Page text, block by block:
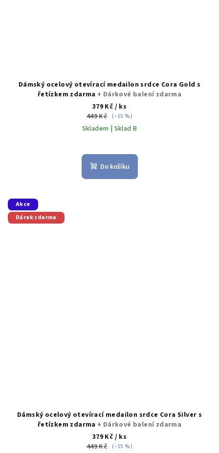
Dámský ocelový otevírací medailon srdce Cora Gold s
řetízkem zdarma + Dárkové balení zdarma
379 Kč / ks
449 Kč (–15 %)
Skladem | Sklad B
Do košíku
Akce
Dárek zdarma
Dámský ocelový otevírací medailon srdce Cora Silver s
řetízkem zdarma + Dárkové balení zdarma
379 Kč / ks
449 Kč (–15 %)